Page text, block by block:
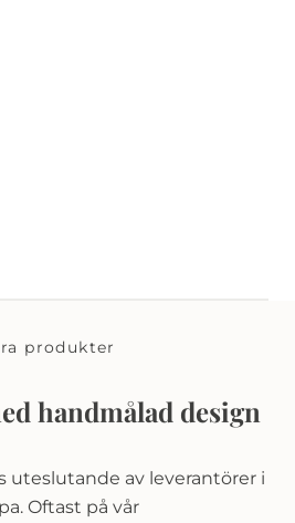
produkter
handmålad design
uteslutande av leverantörer i
Oftast på vår